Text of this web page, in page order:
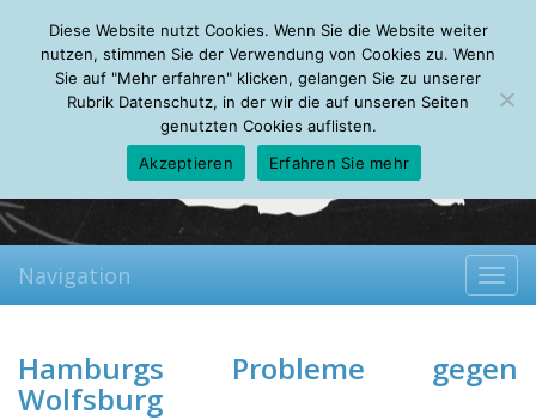
Friday, 07.08.2026
Mein Account
About Autoren Leseempfehlungen FAQ
Navigation
Hamburgs Probleme gegen
Wolfsburg
Diese Website nutzt Cookies. Wenn Sie die Website weiter
nutzen, stimmen Sie der Verwendung von Cookies zu. Wenn
Sie auf "Mehr erfahren" klicken, gelangen Sie zu unserer
Rubrik Datenschutz, in der wir die auf unseren Seiten
genutzten Cookies auflisten.
Akzeptieren
Erfahren Sie mehr